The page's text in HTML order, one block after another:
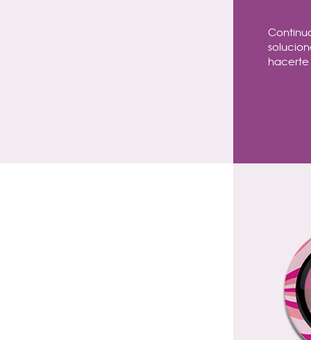
hacerte